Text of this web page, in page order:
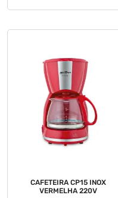
CAFETEIRA CP15 INOX
VERMELHA 220V